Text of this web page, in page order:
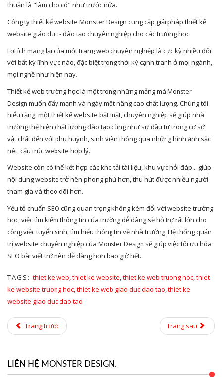
thuần là "làm cho có" như trước nữa.
Công ty thiết kế website Monster Design cung cấp giải pháp thiết kế
website giáo dục - đào tạo chuyên nghiệp cho các trường học.
Lợi ích mang lại của một trang web chuyên nghiệp là cực kỳ nhiều đối
với bất kỳ lĩnh vực nào, đặc biệt trong thời kỳ cạnh tranh ở mọi ngành,
mọi nghề như hiện nay.
Thiết kế web trường học là một trong những mảng mà Monster
Design muốn đẩy mạnh và ngày một nâng cao chất lượng. Chúng tôi
hiểu rằng, một thiết kế website bắt mắt, chuyên nghiệp sẽ giúp nhà
trường thể hiện chất lượng đào tạo cũng như sự đầu tư trong cơ sở
vật chất đến với phụ huynh, sinh viên thông qua những hình ảnh sắc
nét, cấu trúc website hợp lý.
Website còn có thể kết hợp các kho tải tài liệu, khu vực hỏi đáp... giúp
nội dung website trở nên phong phú hơn, thu hút được nhiều người
tham gia và theo dõi hơn.
Yếu tố chuẩn SEO cũng quan trọng không kém đối với website trường
học, việc tìm kiếm thông tin của trường dễ dàng sẽ hỗ trợ rất lớn cho
công việc tuyển sinh, tìm hiểu thông tin về nhà trường. Hệ thống quản
trị website chuyên nghiệp của Monster Design sẽ giúp việc tối ưu hóa
SEO bài viết trở nên dễ dàng hơn bao giờ hết.
TAGS: thiet ke web,thiet ke website,thiet ke web truong hoc,thiet
ke website truong hoc,thiet ke web giao duc dao tao,thiet ke
website giao duc dao tao
Trang trước Trang sau
LIÊN HỆ MONSTER DESIGN.